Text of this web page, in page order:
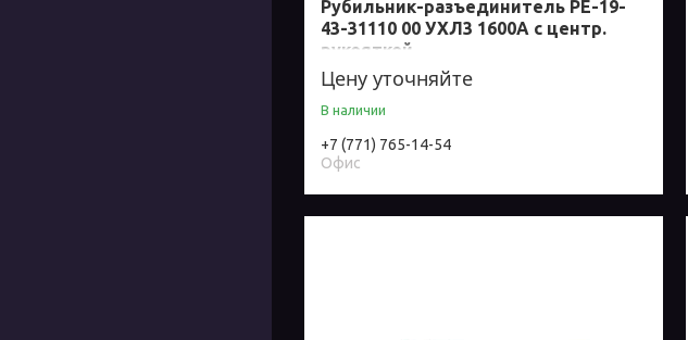
Рубильник-разъединитель РЕ-19-
43-31110 00 УХЛ3 1600А с центр.
рукояткой
Цену уточняйте
В наличии
+7 (771) 765-14-54
Офис